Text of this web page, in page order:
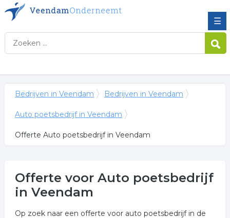
☰
Bedrijven in Veendam Bedrijven in Veendam
Auto poetsbedrijf in Veendam
Offerte Auto poetsbedrijf in Veendam
Offerte voor Auto poetsbedrijf
in Veendam
Op zoek naar een offerte voor auto poetsbedrijf in de